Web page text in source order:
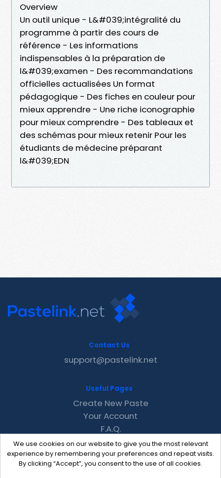
Overview
Un outil unique - L&#039;intégralité du
programme à partir des cours de
référence - Les informations
indispensables à la préparation de
l&#039;examen - Des recommandations
officielles actualisées Un format
pédagogique - Des fiches en couleur pour
mieux apprendre - Une riche iconographie
pour mieux comprendre - Des tableaux et
des schémas pour mieux retenir Pour les
étudiants de médecine préparant
l&#039;EDN
We use cookies on our website to give you the most relevant
experience by remembering your preferences and repeat visits.
By clicking “Accept”, you consent to the use of all cookies.
Contact Us
support@pastelink.net
Useful Pages
Create New Paste
Your Account
F.A.Q.
Recent
Contact